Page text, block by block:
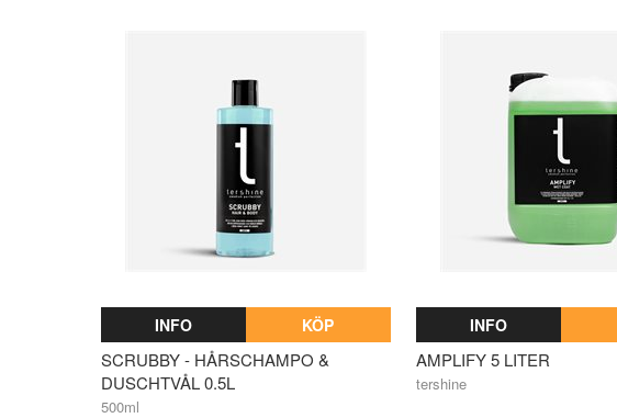
INFO KÖP
SCRUBBY - HÅRSCHAMPO &
DUSCHTVÅL 0.5L
500ml
INFO
AMPLIFY 5 LITER
tershine